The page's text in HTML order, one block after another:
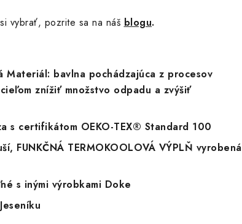
vybrať, pozrite sa na náš blogu.
Materiál: bavlna pochádzajúca z procesov
znížiť množstvo odpadu a zvýšiť
s certifikátom OEKO-TEX® Standard 100
FUNKČNÁ TERMOKOOLOVÁ VÝPLŇ vyrobená
s inými výrobkami Doke